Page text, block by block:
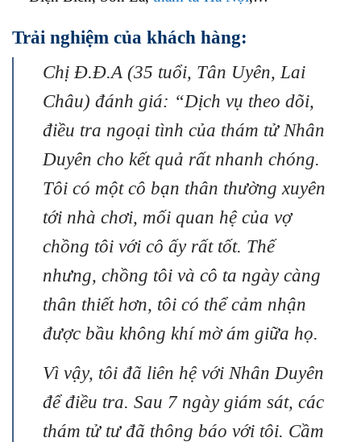
Trải nghiệm của khách hàng:
Chị Đ.Đ.A (35 tuổi, Tân Uyên, Lai
Châu) đánh giá: “Dịch vụ theo dõi,
điều tra ngoại tình của thám tử Nhân
Duyên cho kết quả rất nhanh chóng.
Tôi có một cô bạn thân thường xuyên
tới nhà chơi, mối quan hệ của vợ
chồng tôi với cô ấy rất tốt. Thế
nhưng, chồng tôi và cô ta ngày càng
thân thiết hơn, tôi có thể cảm nhận
được bầu không khí mờ ám giữa họ.
Vì vậy, tôi đã liên hệ với Nhân Duyên
để điều tra. Sau 7 ngày giám sát, các
thám tử tư đã thông báo với tôi. Cầm